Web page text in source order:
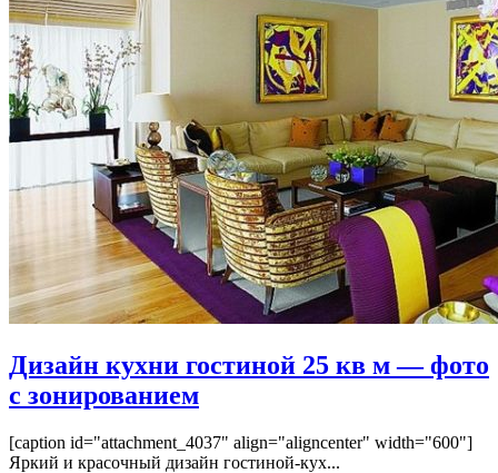
Дизайн кухни гостиной 25 кв м — фото
с зонированием
[caption id="attachment_4037" align="aligncenter" width="600"]
Яркий и красочный дизайн гостиной-кух...